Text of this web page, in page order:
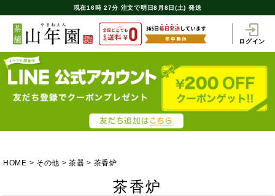
現在16時 27分 注文で明日8月8日(土) 発送
ログイン
HOME その他 茶器 茶香炉
茶香炉